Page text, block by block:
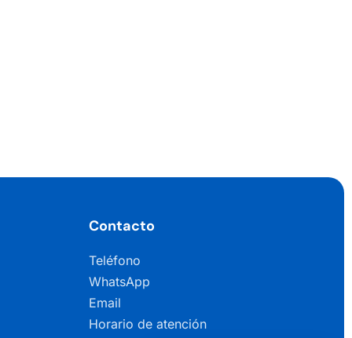
Contacto
Teléfono
WhatsApp
Email
Horario de atención